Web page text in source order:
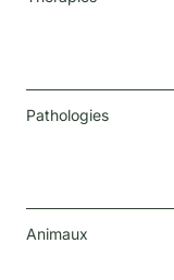
Pathologies
Animaux